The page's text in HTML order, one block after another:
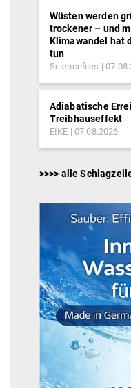
Wüsten werden
trockener – und
Klimawandel hat
tun
Sciencefiles
Adiabatische
Treibhauseffekt
EIKE 07.08.2026
>>>> alle